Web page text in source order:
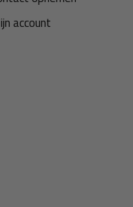
producten voor de
account